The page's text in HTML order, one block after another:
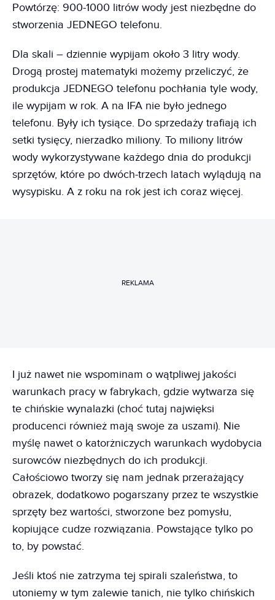
Powtórzę: 900-1000 litrów wody jest niezbędne do
stworzenia JEDNEGO telefonu.
Dla skali – dziennie wypijam około 3 litry wody.
Drogą prostej matematyki możemy przeliczyć, że
produkcja JEDNEGO telefonu pochłania tyle wody,
ile wypijam w rok. A na IFA nie było jednego
telefonu. Były ich tysiące. Do sprzedaży trafiają ich
setki tysięcy, nierzadko miliony. To miliony litrów
wody wykorzystywane każdego dnia do produkcji
sprzętów, które po dwóch-trzech latach wylądują na
wysypisku. A z roku na rok jest ich coraz więcej.
REKLAMA
I już nawet nie wspominam o wątpliwej jakości
warunkach pracy w fabrykach, gdzie wytwarza się
te chińskie wynalazki (choć tutaj najwięksi
producenci również mają swoje za uszami). Nie
myślę nawet o katorżniczych warunkach wydobycia
surowców niezbędnych do ich produkcji.
Całościowo tworzy się nam jednak przerażający
obrazek, dodatkowo pogarszany przez te wszystkie
sprzęty bez wartości, stworzone bez pomysłu,
kopiujące cudze rozwiązania. Powstające tylko po
to, by powstać.
Jeśli ktoś nie zatrzyma tej spirali szaleństwa, to
utoniemy w tym zalewie tanich, nie tylko chińskich